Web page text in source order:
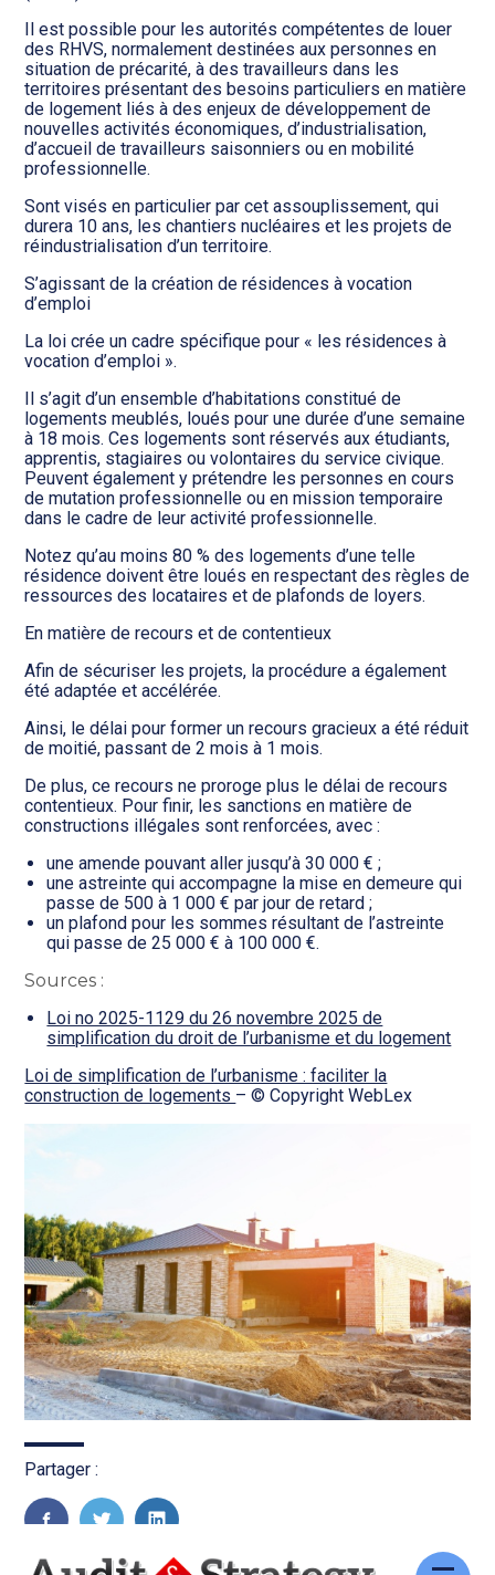
Il est possible pour les autorités compétentes de louer
des RHVS, normalement destinées aux personnes en
situation de précarité, à des travailleurs dans les
territoires présentant des besoins particuliers en matière
de logement liés à des enjeux de développement de
nouvelles activités économiques, d’industrialisation,
d’accueil de travailleurs saisonniers ou en mobilité
professionnelle.
Sont visés en particulier par cet assouplissement, qui
durera 10 ans, les chantiers nucléaires et les projets de
réindustrialisation d’un territoire.
S’agissant de la création de résidences à vocation
d’emploi
La loi crée un cadre spécifique pour « les résidences à
vocation d’emploi ».
Il s’agit d’un ensemble d’habitations constitué de
logements meublés, loués pour une durée d’une semaine
à 18 mois. Ces logements sont réservés aux étudiants,
apprentis, stagiaires ou volontaires du service civique.
Peuvent également y prétendre les personnes en cours
de mutation professionnelle ou en mission temporaire
dans le cadre de leur activité professionnelle.
Notez qu’au moins 80 % des logements d’une telle
résidence doivent être loués en respectant des règles de
ressources des locataires et de plafonds de loyers.
En matière de recours et de contentieux
Afin de sécuriser les projets, la procédure a également
été adaptée et accélérée.
Ainsi, le délai pour former un recours gracieux a été réduit
de moitié, passant de 2 mois à 1 mois.
De plus, ce recours ne proroge plus le délai de recours
contentieux. Pour finir, les sanctions en matière de
constructions illégales sont renforcées, avec :
une amende pouvant aller jusqu’à 30 000 € ;
une astreinte qui accompagne la mise en demeure qui
passe de 500 à 1 000 € par jour de retard ;
un plafond pour les sommes résultant de l’astreinte
qui passe de 25 000 € à 100 000 €.
Sources :
Loi no 2025-1129 du 26 novembre 2025 de
simplification du droit de l’urbanisme et du logement
Loi de simplification de l’urbanisme : faciliter la
construction de logements – © Copyright WebLex
Partager :